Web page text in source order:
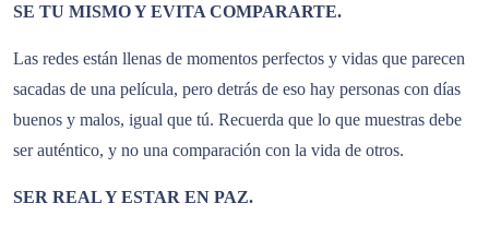
SE TU MISMO Y EVITA COMPARARTE.
Las redes están llenas de momentos perfectos y vidas que parecen
sacadas de una película, pero detrás de eso hay personas con días
buenos y malos, igual que tú. Recuerda que lo que muestras debe
ser auténtico, y no una comparación con la vida de otros.
SER REAL Y ESTAR EN PAZ.